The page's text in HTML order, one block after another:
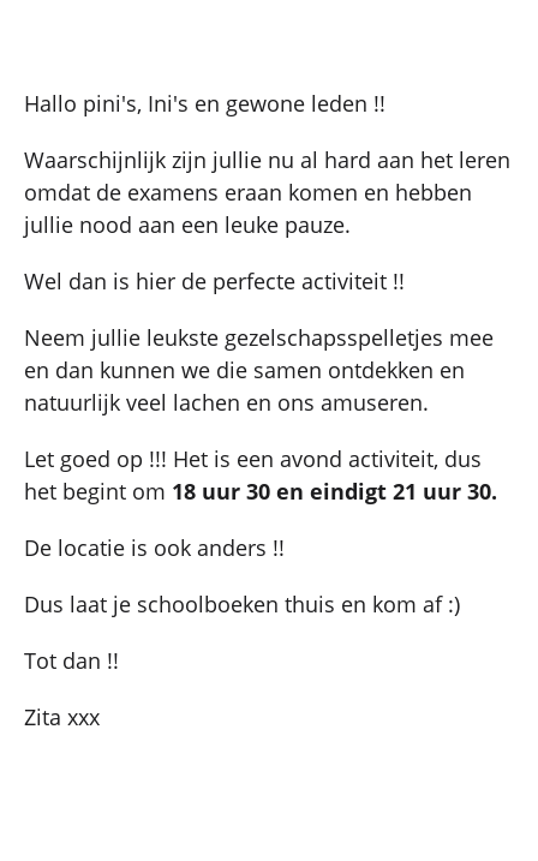
Hallo pini's, Ini's en gewone leden !!
Waarschijnlijk zijn jullie nu al hard aan het leren
omdat de examens eraan komen en hebben
jullie nood aan een leuke pauze.
Wel dan is hier de perfecte activiteit !!
Neem jullie leukste gezelschapsspelletjes mee
en dan kunnen we die samen ontdekken en
natuurlijk veel lachen en ons amuseren.
Let goed op !!! Het is een avond activiteit, dus
het begint om 18 uur 30 en eindigt 21 uur 30.
De locatie is ook anders !!
Dus laat je schoolboeken thuis en kom af :)
Tot dan !!
Zita xxx